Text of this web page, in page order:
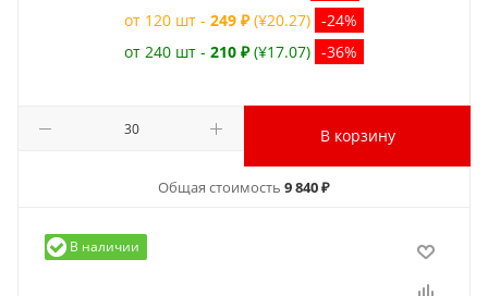
от 120 шт - 249 ₽ (¥20.27) -24%
от 240 шт - 210 ₽ (¥17.07) -36%
В корзину
Общая стоимость 9 840 ₽
В наличии